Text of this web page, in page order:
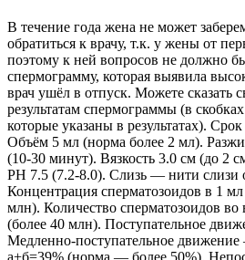
В течение года жена не может
обратиться к врачу, т.к. у жены от
поэтому к ней вопросов не должно
спермограмму, которая выявила
врач ушёл в отпуск. Можете сказать
результатам спермограммы (в
которые указаны в результатах).
Объём 5 мл (норма более 2 мл).
(10-30 минут). Вязкость 3.0 см (до 2
PH 7.5 (7.2-8.0). Слизь — нити
Концентрация сперматозоидов в 1
млн). Количество сперматозоидов
(более 40 млн). Поступательное
Медленно-поступательное
а+б=39% (норма — более 50%).